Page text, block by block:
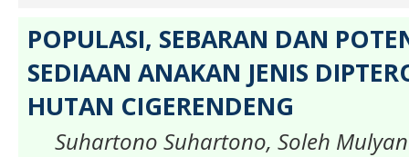
POPULASI, SEBARAN DAN
SEDIAAN ANAKAN JENIS
HUTAN CIGERENDENG
Suhartono Suhartono, Soleh